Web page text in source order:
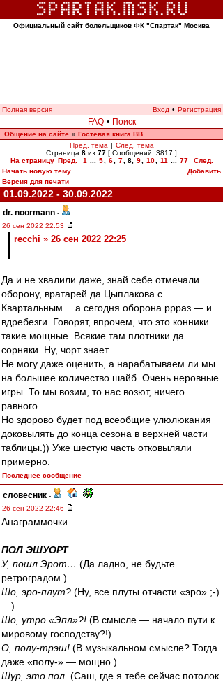
Официальный сайт болельщиков ФК "Спартак" Москва
Полная версия Вход • Регистрация
FAQ • Поиск
Общение на сайте » Гостевая книга ВВ
Пред. тема | След. тема
Страница 8 из 77 [ Сообщений: 3817 ]
На страницу Пред. 1 5 6 7 8, 9 10 11 77
След.
Начать новую тему
Добавить
Версия для печати
01.09.2022 - 30.09.2022
dr. noormann -
26 сен 2022 22:53
recchi » 26 сен 2022 22:25
Да и не хвалили даже, знай себе отмечали
оборону, вратарей да Цыплакова с
Квартальным… а сегодня оборона ррраз — и
вдребезги. Говорят, впрочем, что это конники
такие мощные. Всякие там плотники да
сорняки. Ну, чорт знает.
Не могу даже оценить, а нарабатываем ли мы
на большее количество шайб. Очень неровные
игры. То мы возим, то нас возют, ничего
равного.
Но здорово будет под всеобщие улюлюкания
доковылять до конца сезона в верхней части
таблицы.)) Уже шестую часть отковыляли
примерно.
Последнее сообщение
словесник -
26 сен 2022 22:46
Анаграммочки
ПОЛ ЭШУОРТ
У, пошл Эрот… (Да ладно, не будьте
ретроградом.)
Шо, эро-плут? (Ну, все плуты отчасти «эро» ;-)
…)
Шо, утро «Эпл»?! (В смысле — начало пути к
мировому господству?!)
О, полу-трэш! (В музыкальном смысле? Тогда
даже «полу-» — мощно.)
Шур, это пол. (Саш, где я тебе сейчас потолок